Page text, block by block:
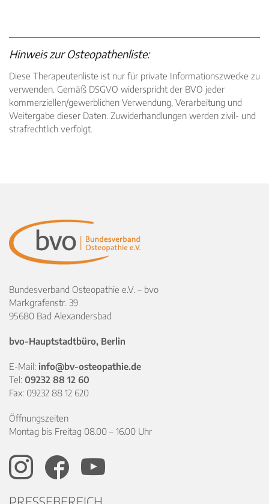
Hinweis zur Osteopathenliste:
Diese Therapeutenliste ist nur für private Informationszwecke zu
verwenden. Gemäß DSGVO widerspricht der BVO jeder
kommerziellen/gewerblichen Verwendung, Verarbeitung und
Weitergabe dieser Daten. Zuwiderhandlungen werden zivil- und
strafrechtlich verfolgt.
Bundesverband Osteopathie e.V. – bvo
Markgrafenstr. 39
95680 Bad Alexandersbad
bvo-Hauptstadtbüro, Berlin
E-Mail: info@bv-osteopathie.de
Tel: 09232 88 12 60
Fax: 09232 88 12 620
Öffnungszeiten
Montag bis Freitag 08.00 – 16.00 Uhr